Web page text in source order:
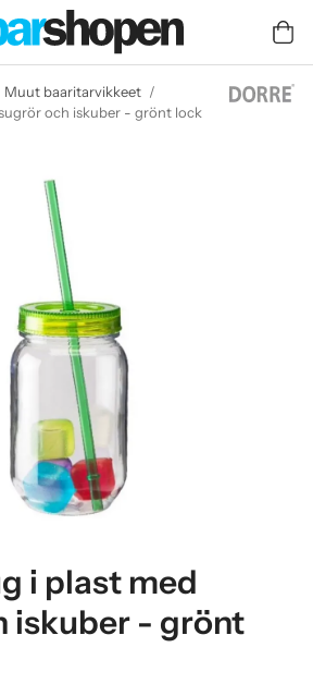
Muut baaritarvikkeet /
och iskuber - grönt lock
i plast med
iskuber - grönt